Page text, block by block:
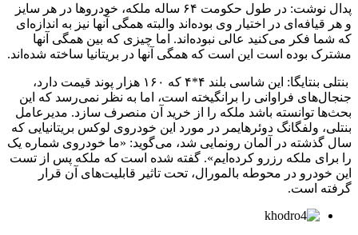
پدال نوشت: در طول حکومت ۶۴ ساله ملکه، خودروها در هر سایز
و هر قیافه‌ای در اختیار وی بوده‌اند والبته همگی آنها نیز به اندازه‌ای
که شما فکر می‌کنید عالی نبوده‌اند. اما چیزی که بین همگی آنها
مشترک بوده است این است که همگی آنها در بریتانیا ساخته شده‌اند.
بنتلی بنتایگا: این شاسی بلند ۴*۴ که ۱۶۰ هزار پوند قیمت دارد،
جنجال‌های فراوانی را برانگیخته است، اما به نظر نمی‌رسد که این
بحث‌ها توانسته باشد ملکه را از خرید آن منصرف سازد. مدیرعامل
بنتلی، ولفگانگ دوئرهایمر در مورد این خودروی لوکس بریتانیایی که
سال گذشته در آلمان رونمایی شد، می‌گوید: «ما خودروی شماره یک
را برای ملکه رزرو کرده‌ایم». گفته شده است که ملکه پس از تست
این خودرو در محوطه بالمورال، تحت تاثیر قابلیت‌های آن قرار
گرفته است.